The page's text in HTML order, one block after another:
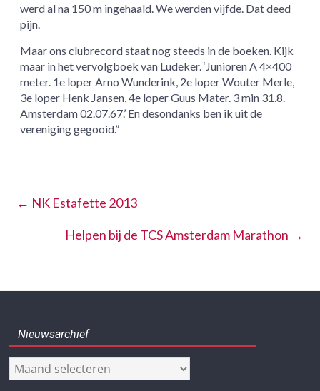
werd al na 150 m ingehaald. We werden vijfde. Dat deed
pijn.
Maar ons clubrecord staat nog steeds in de boeken. Kijk
maar in het vervolgboek van Ludeker. ‘Junioren A 4×400
meter. 1e loper Arno Wunderink, 2e loper Wouter Merle,
3e loper Henk Jansen, 4e loper Guus Mater. 3 min 31.8.
Amsterdam 02.07.67.’ En desondanks ben ik uit de
vereniging gegooid.”
← NK Estafette 2013
Helpen bij de TCS Amsterdam Marathon →
Nieuwsarchief
Nieuwsarchief